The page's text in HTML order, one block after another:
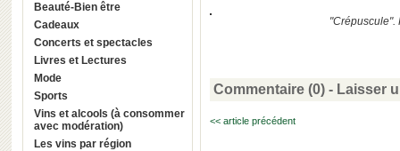
Beauté-Bien être
Cadeaux
Concerts et spectacles
Livres et Lectures
Mode
Sports
Vins et alcools (à consommer
avec modération)
Les vins par région
"Crépuscule".
Commentaire (0) - Laisser
<< article précédent